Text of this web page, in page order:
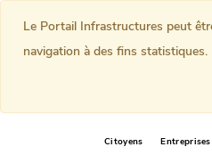
Citoyens
Le Portail Infrastructures peut
navigation à des fins statistiques.